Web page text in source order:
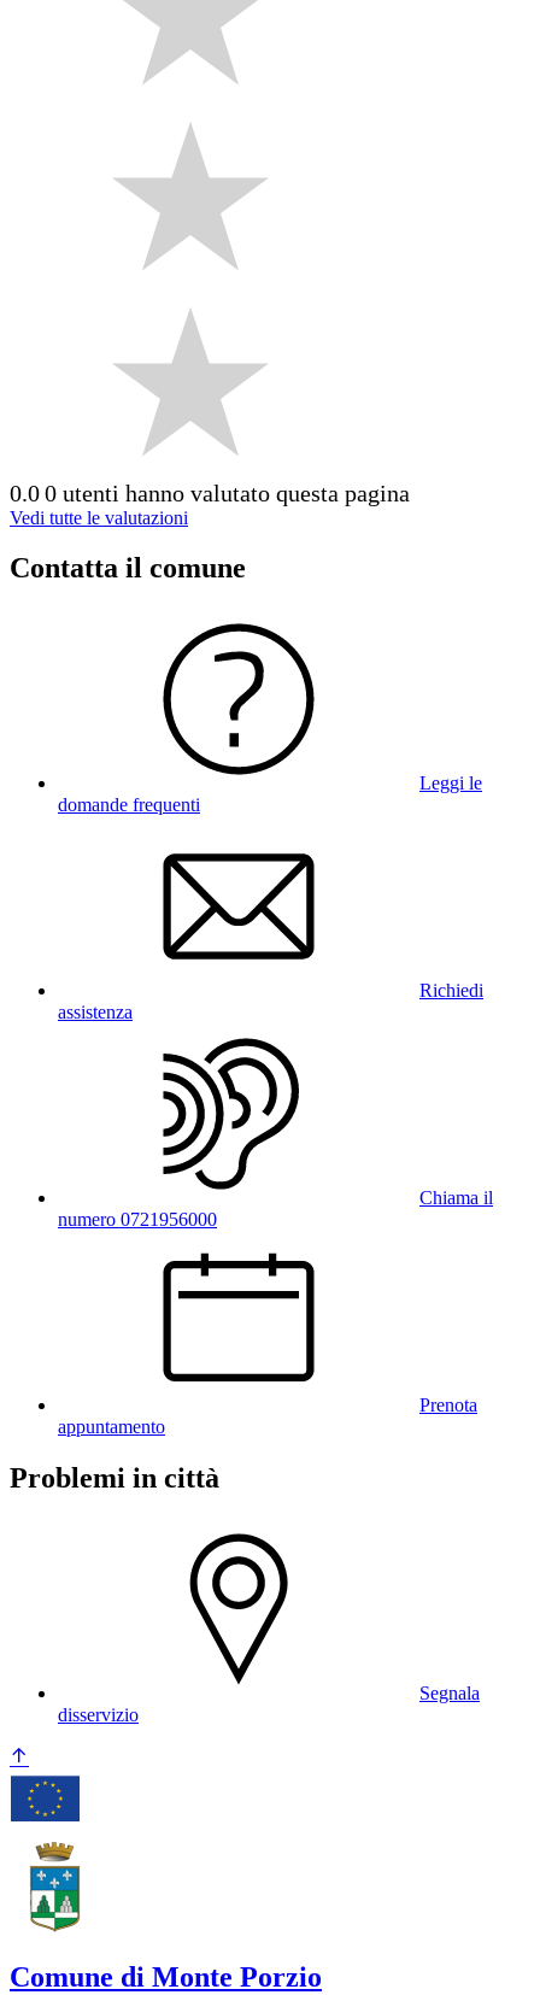
0.00 utenti hanno valutato questa pagina
Vedi tutte le valutazioni
Contatta il comune
Leggi le
domande frequenti
Richiedi
assistenza
Chiama il
numero 0721956000
Prenota
appuntamento
Problemi in città
Segnala
disservizio
Comune di Monte Porzio